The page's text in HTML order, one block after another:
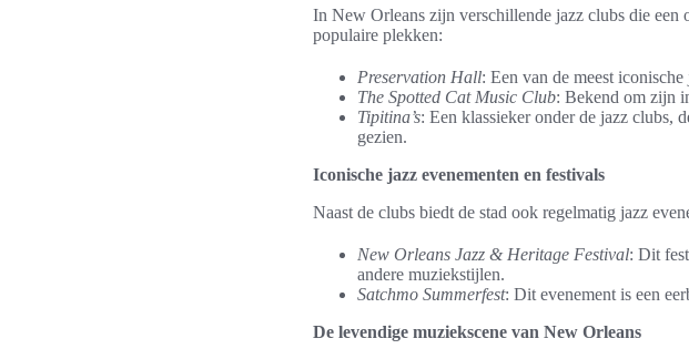
In New Orleans zijn verschillende jazz clubs die een
populaire plekken:
Preservation Hall: Een van de meest
The Spotted Cat Music Club: Bekend om zijn
Tipitina’s: Een klassieker onder de jazz clubs,
gezien.
Iconische jazz evenementen en festivals
Naast de clubs biedt de stad ook regelmatig jazz
New Orleans Jazz & Heritage Festival: Dit
andere muziekstijlen.
Satchmo Summerfest: Dit evenement is een
De levendige muziekscene van New Orleans